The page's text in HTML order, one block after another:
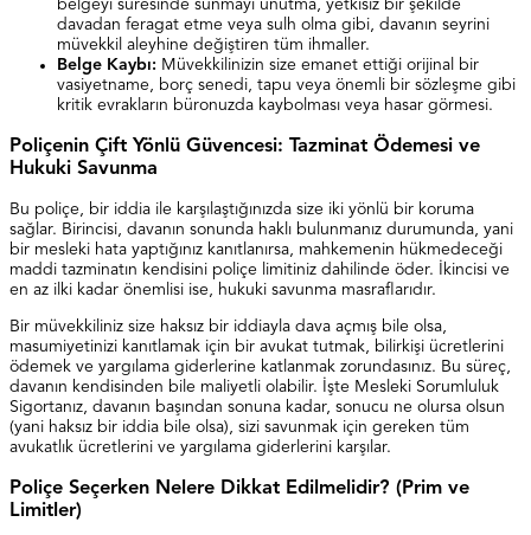
belgeyi süresinde sunmayı unutma, yetkisiz bir şekilde
davadan feragat etme veya sulh olma gibi, davanın seyrini
müvekkil aleyhine değiştiren tüm ihmaller.
Belge Kaybı: Müvekkilinizin size emanet ettiği orijinal bir
vasiyetname, borç senedi, tapu veya önemli bir sözleşme gibi
kritik evrakların büronuzda kaybolması veya hasar görmesi.
Poliçenin Çift Yönlü Güvencesi: Tazminat Ödemesi ve
Hukuki Savunma
Bu poliçe, bir iddia ile karşılaştığınızda size iki yönlü bir koruma
sağlar. Birincisi, davanın sonunda haklı bulunmanız durumunda, yani
bir mesleki hata yaptığınız kanıtlanırsa, mahkemenin hükmedeceği
maddi tazminatın kendisini poliçe limitiniz dahilinde öder. İkincisi ve
en az ilki kadar önemlisi ise, hukuki savunma masraflarıdır.
Bir müvekkiliniz size haksız bir iddiayla dava açmış bile olsa,
masumiyetinizi kanıtlamak için bir avukat tutmak, bilirkişi ücretlerini
ödemek ve yargılama giderlerine katlanmak zorundasınız. Bu süreç,
davanın kendisinden bile maliyetli olabilir. İşte Mesleki Sorumluluk
Sigortanız, davanın başından sonuna kadar, sonucu ne olursa olsun
(yani haksız bir iddia bile olsa), sizi savunmak için gereken tüm
avukatlık ücretlerini ve yargılama giderlerini karşılar.
Poliçe Seçerken Nelere Dikkat Edilmelidir? (Prim ve
Limitler)